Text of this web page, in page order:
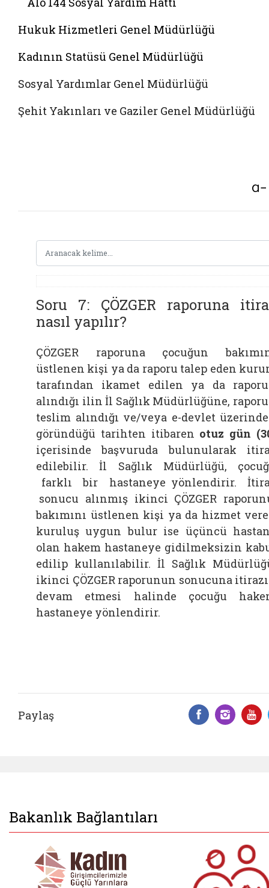
Hukuk Hizmetleri Genel Müdürlüğü
Kadının Statüsü Genel Müdürlüğü
Sosyal Yardımlar Genel Müdürlüğü
Şehit Yakınları ve Gaziler Genel Müdürlüğü
Soru 7: ÇÖZGER raporuna
nasıl yapılır?
ÇÖZGER raporuna çocuğun
üstlenen kişi ya da raporu talep eden
tarafından ikamet edilen ya da
alındığı ilin İl Sağlık Müdürlüğüne,
teslim alındığı ve/veya e-devlet
göründüğü tarihten itibaren otuz gün
içerisinde başvuruda bulunularak
edilebilir. İl Sağlık Müdürlüğü,
farklı bir hastaneye yönlendirir.
sonucu alınmış ikinci ÇÖZGER
bakımını üstlenen kişi ya da hizmet
kuruluş uygun bulur ise üçüncü
olan hakem hastaneye gidilmeksizin
edilip kullanılabilir. İl Sağlık
ikinci ÇÖZGER raporunun sonucuna
devam etmesi halinde çocuğu
hastaneye yönlendirir.
Paylaş
Bakanlık Bağlantıları